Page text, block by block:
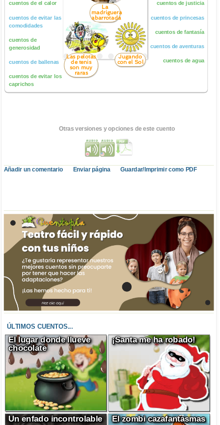
cuentos de el calor
cuentos de evitar las
comodidades
cuentos de
generosidad
cuentos de ballenas
cuentos de evitar los
caprichos
La
madriguera
abarrotada
Jugando
con el Sol
Las pelotas
de tenis
son muy
raras
cuentos de justicia
cuentos de princesas
cuentos de fantasía
cuentos de aventuras
cuentos de agua
Otras versiones y opciones de este cuento
Añadir un comentario Enviar página Guardar/Imprimir como PDF
ÚLTIMOS CUENTOS...
El lugar donde llueve
chocolate
¡Santa me ha robado!
Un enfado incontrolable El zombi cazafantasmas